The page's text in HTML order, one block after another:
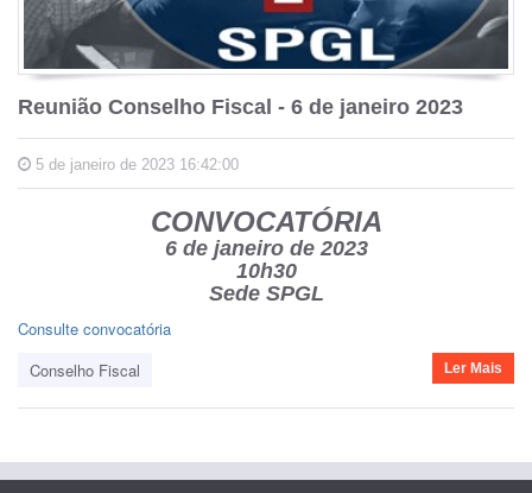
Reunião Conselho Fiscal - 6 de janeiro 2023
5 de janeiro de 2023 16:42:00
CONVOCATÓRIA
6 de janeiro de 2023
10h30
Sede SPGL
Consulte convocatória
Conselho Fiscal
Ler Mais